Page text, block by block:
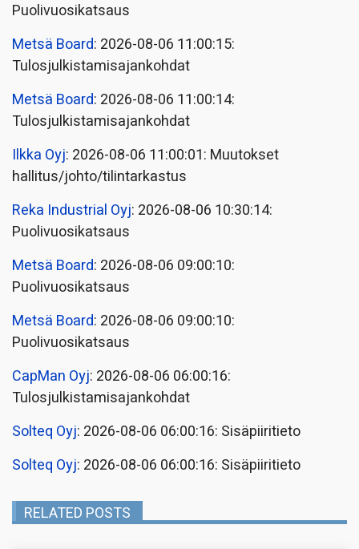
Puolivuosikatsaus
Metsä Board: 2026-08-06 11:00:15:
Tulosjulkistamisajankohdat
Metsä Board: 2026-08-06 11:00:14:
Tulosjulkistamisajankohdat
Ilkka Oyj: 2026-08-06 11:00:01: Muutokset
hallitus/johto/tilintarkastus
Reka Industrial Oyj: 2026-08-06 10:30:14:
Puolivuosikatsaus
Metsä Board: 2026-08-06 09:00:10:
Puolivuosikatsaus
Metsä Board: 2026-08-06 09:00:10:
Puolivuosikatsaus
CapMan Oyj: 2026-08-06 06:00:16:
Tulosjulkistamisajankohdat
Solteq Oyj: 2026-08-06 06:00:16: Sisäpiiritieto
Solteq Oyj: 2026-08-06 06:00:16: Sisäpiiritieto
RELATED POSTS